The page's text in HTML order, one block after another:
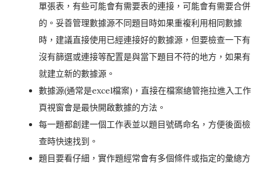
單張表，有些可能會有需要表的連接，可能會有需要合併
的。妥善管理數據源不同題目時如果重複利用相同數據
時，建議直接使用已經連接好的數據源，但要檢查一下有
沒有篩選或連接等配置是與當下題目不符的地方，如果有
就建立新的數據源。
數據源(通常是excel檔案)，直接在檔案總管拖拉進入工作
頁視窗會是最快開啟數據的方法。
每一題都創建一個工作表並以題目號碼命名，方便後面檢
查時快速找到。
題目要看仔細，實作題經常會有多個條件或指定的彙總方